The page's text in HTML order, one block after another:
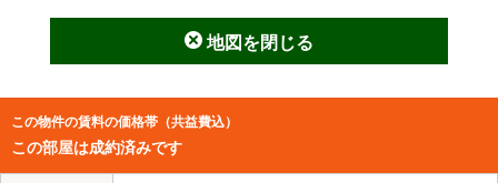
地図を閉じる
この物件の賃料の価格帯（共益費込）
この部屋は成約済みです